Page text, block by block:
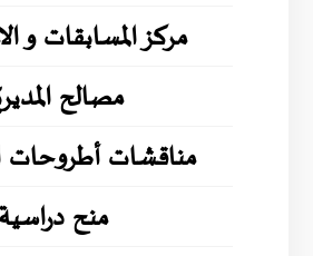
مركز المسابقات و
مصالح
مناقشات أطروحات
منح دراسية